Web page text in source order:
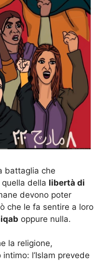
battaglia che
della libertà di
devono poter
che le fa sentire a loro
oppure nulla.
la religione,
l’Islam prevede